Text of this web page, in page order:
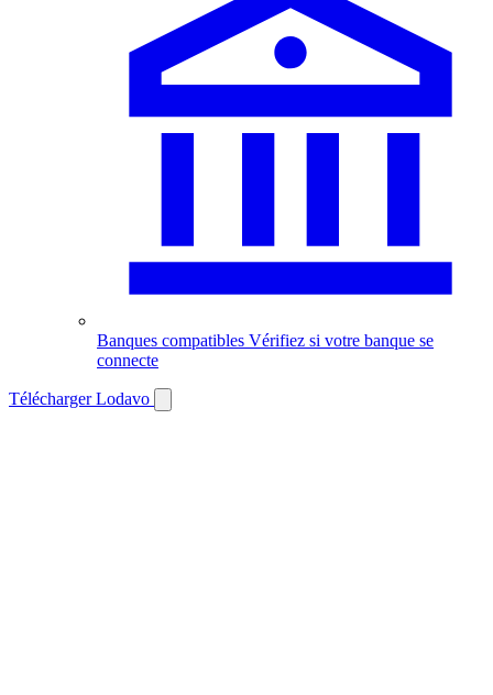
Banques compatibles Vérifiez si votre banque se
connecte
Télécharger Lodavo